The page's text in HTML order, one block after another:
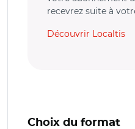
recevrez suite à
Découvrir Localtis
Choix du format